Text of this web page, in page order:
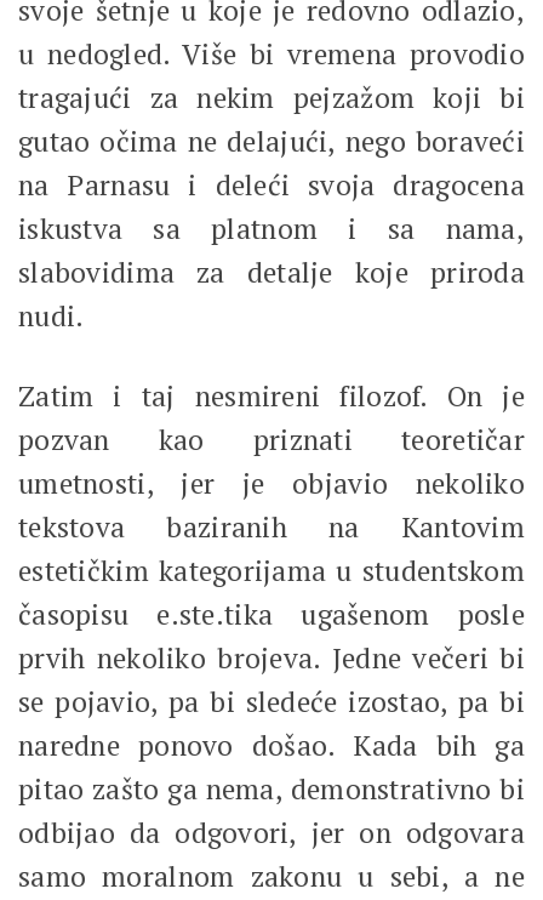
svoje šetnje u koje je redovno odlazio,
u nedogled. Više bi vremena provodio
tragajući za nekim pejzažom koji bi
gutao očima ne delajući, nego boraveći
na Parnasu i deleći svoja dragocena
iskustva sa platnom i sa nama,
slabovidima za detalje koje priroda
nudi.
Zatim i taj nesmireni filozof. On je
pozvan kao priznati teoretičar
umetnosti, jer je objavio nekoliko
tekstova baziranih na Kantovim
estetičkim kategorijama u studentskom
časopisu e.ste.tika ugašenom posle
prvih nekoliko brojeva. Jedne večeri bi
se pojavio, pa bi sledeće izostao, pa bi
naredne ponovo došao. Kada bih ga
pitao zašto ga nema, demonstrativno bi
odbijao da odgovori, jer on odgovara
samo moralnom zakonu u sebi, a ne